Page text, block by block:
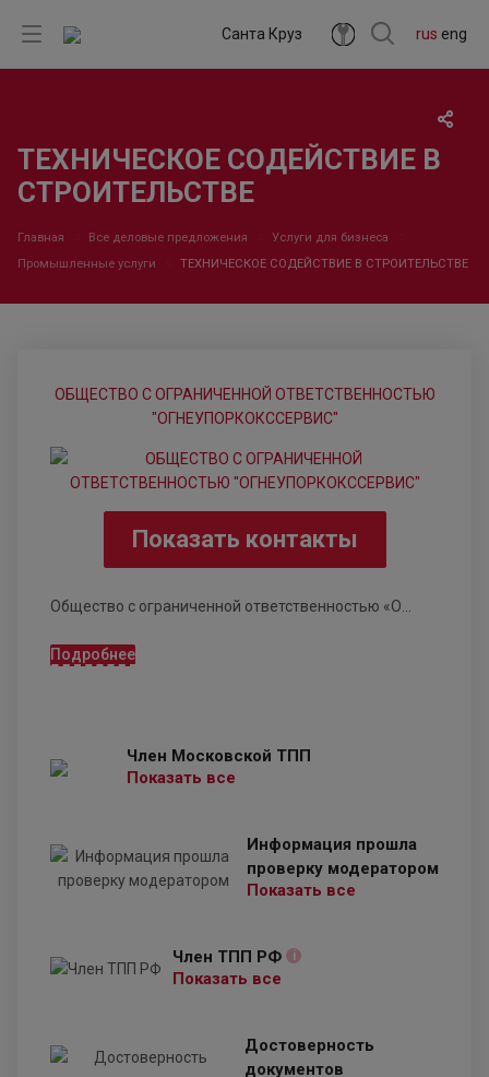
rus eng
Санта Круз
ТЕХНИЧЕСКОЕ СОДЕЙСТВИЕ В
СТРОИТЕЛЬСТВЕ
Главная Все деловые предложения
Услуги для бизнеса
Промышленные услуги
ТЕХНИЧЕСКОЕ СОДЕЙСТВИЕ В СТРОИТЕЛЬСТВЕ
ОБЩЕСТВО С ОГРАНИЧЕННОЙ ОТВЕТСТВЕННОСТЬЮ
"ОГНЕУПОРКОКССЕРВИС"
Показать контакты
Общество с ограниченной ответственностью «О...
Подробнее
Член Московской ТПП
Показать все
Информация прошла
проверку модератором
Показать все
Член ТПП РФ i
Показать все
Достоверность
документов